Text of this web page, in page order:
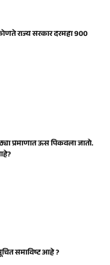
राज्य सरकार दरमहा 900
प्रमाणात ऊस पिकवला जातो.
समाविष्ट आहे ?